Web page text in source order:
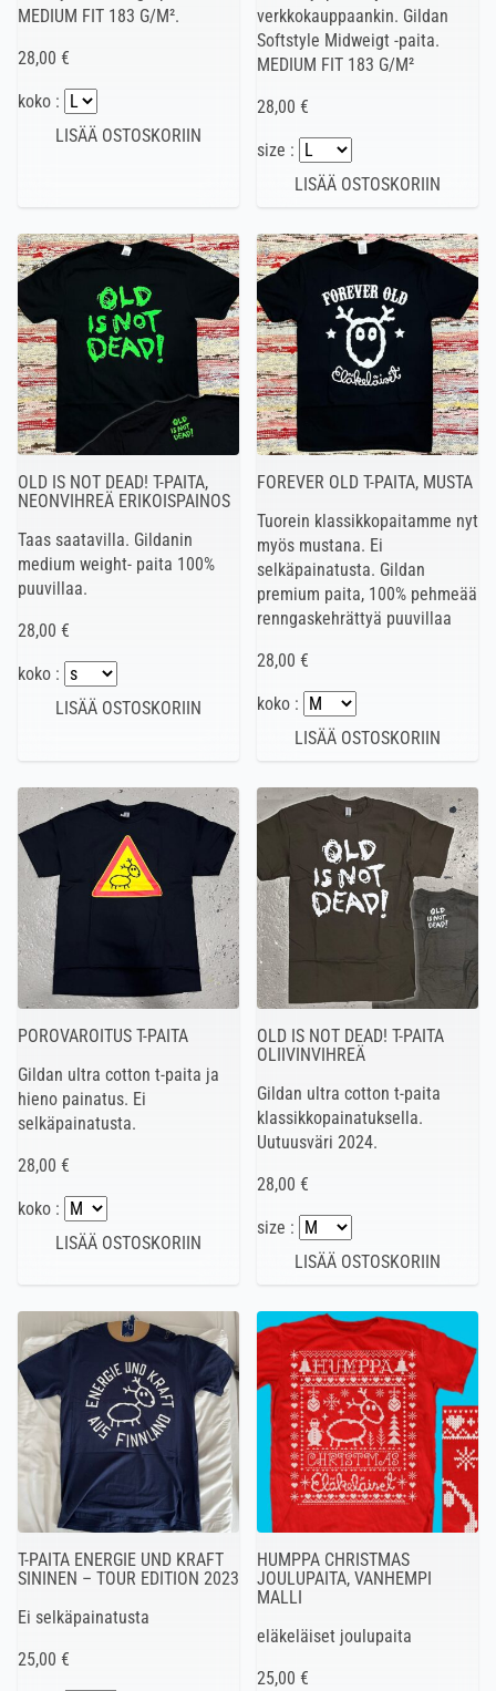
MEDIUM FIT 183 G/M².
28,00 €
koko :
verkkokauppaankin. Gildan
Softstyle Midweigt -paita.
MEDIUM FIT 183 G/M²
28,00 €
size :
OLD IS NOT DEAD! T-PAITA,
NEONVIHREÄ ERIKOISPAINOS
Taas saatavilla. Gildanin
medium weight- paita 100%
puuvillaa.
28,00 €
koko :
FOREVER OLD T-PAITA, MUSTA
Tuorein klassikkopaitamme nyt
myös mustana. Ei
selkäpainatusta. Gildan
premium paita, 100% pehmeää
renngaskehrättyä puuvillaa
28,00 €
koko :
POROVAROITUS T-PAITA
Gildan ultra cotton t-paita ja
hieno painatus. Ei
selkäpainatusta.
28,00 €
koko :
OLD IS NOT DEAD! T-PAITA
OLIIVINVIHREÄ
Gildan ultra cotton t-paita
klassikkopainatuksella.
Uutuusväri 2024.
28,00 €
size :
T-PAITA ENERGIE UND KRAFT
SININEN – TOUR EDITION 2023
Ei selkäpainatusta
25,00 €
HUMPPA CHRISTMAS
JOULUPAITA, VANHEMPI
MALLI
eläkeläiset joulupaita
25,00 €